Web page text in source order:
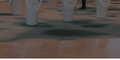
选
择
言: